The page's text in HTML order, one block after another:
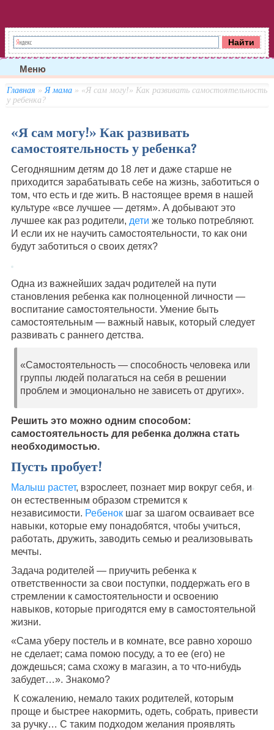
Меню
Главная » Я мама» «Я сам могу!» Как развивать самостоятельность
у ребенка?
«Я сам могу!» Как развивать
самостоятельность у ребенка?
Сегодняшним детям до 18 лет и даже старше не
приходится зарабатывать себе на жизнь, заботиться о
том, что есть и где жить. В настоящее время в нашей
культуре «все лучшее — детям». А добывают это
лучшее как раз родители, дети же только потребляют.
И если их не научить самостоятельности, то как они
будут заботиться о своих детях?
Одна из важнейших задач родителей на пути
становления ребенка как полноценной личности —
воспитание самостоятельности. Умение быть
самостоятельным — важный навык, который следует
развивать с раннего детства.
«Самостоятельность — способность человека или
группы людей полагаться на себя в решении
проблем и эмоционально не зависеть от других».
Решить это можно одним способом:
самостоятельность для ребенка должна стать
необходимостью.
Пусть пробует!
Малыш растет, взрослеет, познает мир вокруг себя, и
он естественным образом стремится к
независимости. Ребенокшаг за шагом осваивает все
навыки, которые ему понадобятся, чтобы учиться,
работать, дружить, заводить семью и реализовывать
мечты.
Задача родителей — приучить ребенка к
ответственности за свои поступки, поддержать его в
стремлении к самостоятельности и освоению
навыков, которые пригодятся ему в самостоятельной
жизни.
«Сама уберу постель и в комнате, все равно хорошо
не сделает; сама помою посуду, а то ее (его) не
дождешься; сама схожу в магазин, а то что-нибудь
забудет…». Знакомо?
К сожалению, немало таких родителей, которым
проще и быстрее накормить, одеть, собрать, привести
за ручку… С таким подходом желания проявлять